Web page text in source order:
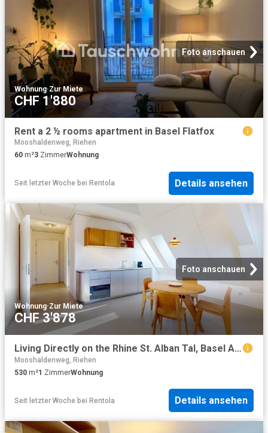
Foto anschauen
Wohnung·Zur Miete
CHF 1'880
Rent a 2 ½ rooms apartment in Basel Flatfox
Mooshaldenweg, Riehen
60 m²3 ZimmerWohnung
Seit letzter Woche bei Rentola Details ansehen
Foto anschauen
Wohnung·Zur Miete
CHF 3'878
Living Directly on the Rhine St. Alban Tal, Basel Amsterdam Apartments for Rent
Mooshaldenweg, Riehen
530 m²1 ZimmerWohnung
Seit letzter Woche bei Rentola Details ansehen